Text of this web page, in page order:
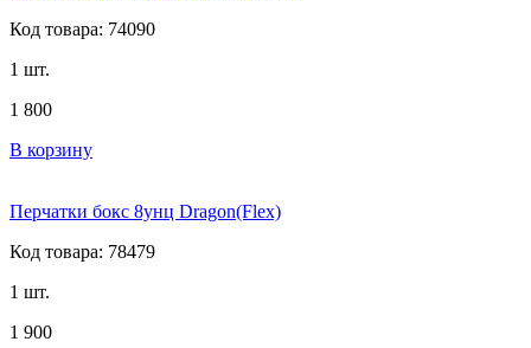
Код товара: 74090
1 шт.
1 800
В корзину
Перчатки бокс 8унц Dragon(Flex)
Код товара: 78479
1 шт.
1 900